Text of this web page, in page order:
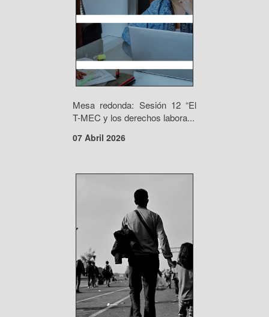
Mesa redonda: Sesión 12 “El
T-MEC y los derechos labora...
07 Abril 2026